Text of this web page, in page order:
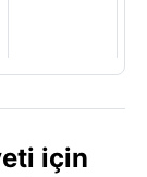
için